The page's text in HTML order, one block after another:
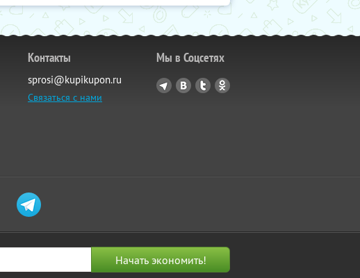
Контакты
sprosi@kupikupon.ru
Связаться с нами
Мы в Соцсетях